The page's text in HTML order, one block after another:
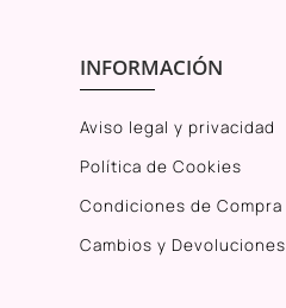
INFORMACIÓN
Aviso legal y privacidad
Política de Cookies
Condiciones de Compra
Cambios y Devoluciones